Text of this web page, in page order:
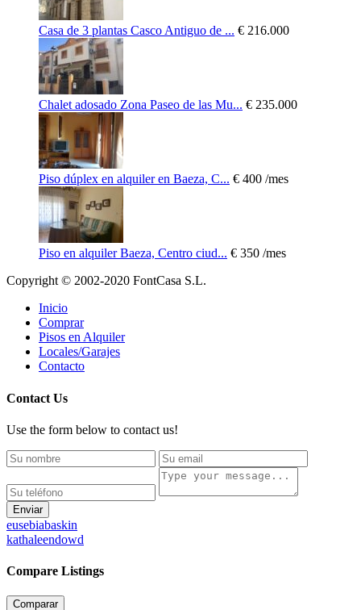
Casa de 3 plantas Casco Antiguo de ... € 216.000
Chalet adosado Zona Paseo de las Mu... € 235.000
Piso dúplex en alquiler en Baeza, C... € 400 /mes
Piso en alquiler Baeza, Centro ciud... € 350 /mes
Copyright © 2002-2020 FontCasa S.L.
Inicio
Comprar
Pisos en Alquiler
Locales/Garajes
Contacto
Contact Us
Use the form below to contact us!
Enviar
eusebiabaskin
kathaleendowd
Compare Listings
Comparar